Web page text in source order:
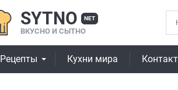
SYTNO NET
ВКУСНО И СЫТНО
Рецепты Кухни мира